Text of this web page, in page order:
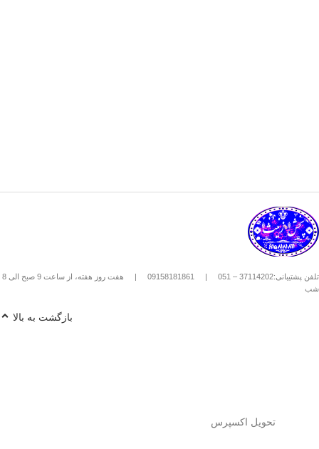
تلفن پشتیبانی:37114202 – 051 |
09158181861
|
هفت روز هفته، از ساعت 9 صبح الی 8
شب
بازگشت به بالا
تحویل اکسپرس